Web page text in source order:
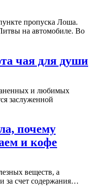
пропуска Лоша.
на автомобиле. Во
чая для души
и любимых
заслуженной
почему
и кофе
веществ, а
за счет содержания…